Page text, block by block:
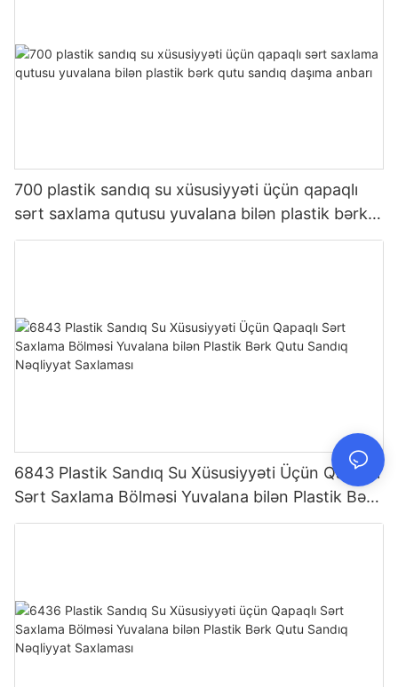
700 plastik sandıq su xüsusiyyəti üçün qapaqlı
sərt saxlama qutusu yuvalana bilən plastik bərk
qutu sandıq daşıma anbarı
6843 Plastik Sandıq Su Xüsusiyyəti Üçün Qapaqlı
Sərt Saxlama Bölməsi Yuvalana bilən Plastik Bərk
Qutu Sandıq Nəqliyyat Saxlaması